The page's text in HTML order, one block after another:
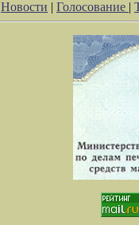
Новости | Голосование |